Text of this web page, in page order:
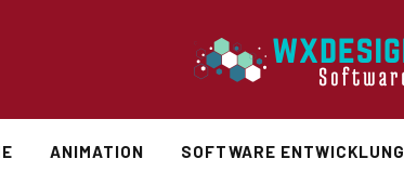
ANIMATION SOFTWARE ENTWICKLUNG